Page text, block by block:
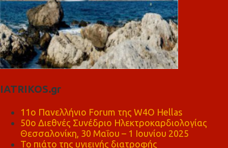
IATRIKOS.gr
11ο Πανελλήνιο Forum της W4O Hellas
50ο Διεθνές Συνέδριο Ηλεκτροκαρδιολογίας
Θεσσαλονίκη, 30 Μαΐου – 1 Ιουνίου 2025
Το πιάτο της υγιεινής διατροφής